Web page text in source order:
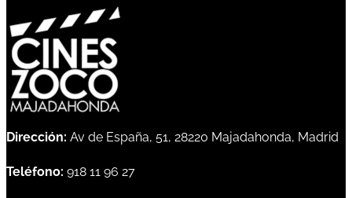
Dirección: Av de España, 51, 28220 Majadahonda, Madrid
Teléfono: 918 11 96 27